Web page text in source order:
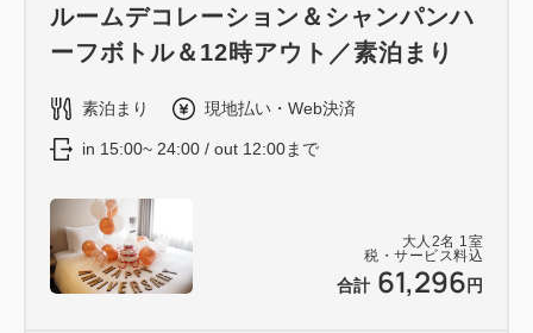
大人 2名 1室
税・サービス料込
合計 61,296 円
ルームデコレーション＆シャンパンハ
ーフボトル＆12時アウト／素泊まり
素泊まり 現地払い・Web決済
in 15:00~ 24:00 / out 12:00まで